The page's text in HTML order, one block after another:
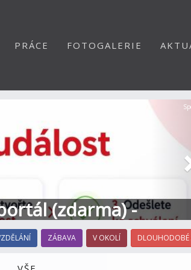
PRÁCE FOTOGALERIE
(zdarma) -
ZÁBAVA V OKOLÍ DLOUHODOBÉ